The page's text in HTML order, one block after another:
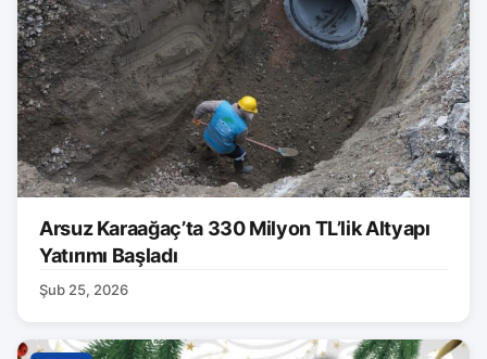
Arsuz Karaağaç’ta 330 Milyon TL’lik Altyapı
Yatırımı Başladı
Şub 25, 2026